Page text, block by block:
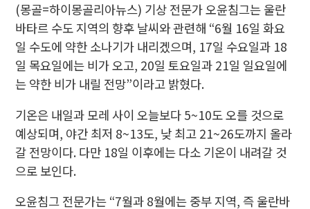
(몽골=하이몽골리아뉴스) 기상 전문가 오윤침그는 울란
바타르 수도 지역의 향후 날씨와 관련해 “6월 16일 화요
일 수도에 약한 소나기가 내리겠으며, 17일 수요일과 18
일 목요일에는 비가 오고, 20일 토요일과 21일 일요일에
는 약한 비가 내릴 전망”이라고 밝혔다.
기온은 내일과 모레 사이 오늘보다 5~10도 오를 것으로
예상되며, 야간 최저 8~13도, 낮 최고 21~26도까지 올라
갈 전망이다. 다만 18일 이후에는 다소 기온이 내려갈 것
으로 보인다.
오윤침그 전문가는 “7월과 8월에는 중부 지역, 즉 울란바